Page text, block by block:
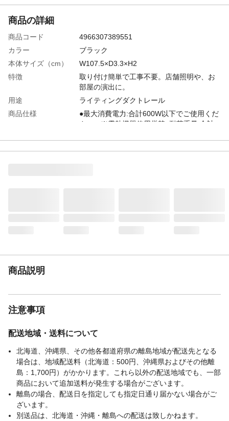
商品の詳細
商品コード
4966307389551
カラー
ブラック
本体サイズ（cm）
W107.5×D3.3×H2
特徴
取り付け簡単で工事不要。店舗照明や、お
部屋の演出に。
用途
ライティングダクトレール
商品仕様
●最大消費電力:合計600W以下でご使用くだ
さい。※電熱機器使用厳禁●耐荷重量:合計
生産国
口金
適合ランプ
電気工事
明るさ
合計600W以下でご使用ください。
商品説明
注意事項
配送地域・送料について
北海道、沖縄県、その他各都道府県の離島地域が配送先となる
場合は、地域配送料（北海道：500円、沖縄県およびその他離
島：1,700円）がかかります。これら以外の配送地域でも、一部
商品において追加送料が発生する場合がございます。
離島の場合、配送日を指定しても指定日通り届かない場合がご
ざいます。
別送品は、北海道・沖縄・離島への配送は致しかねます。